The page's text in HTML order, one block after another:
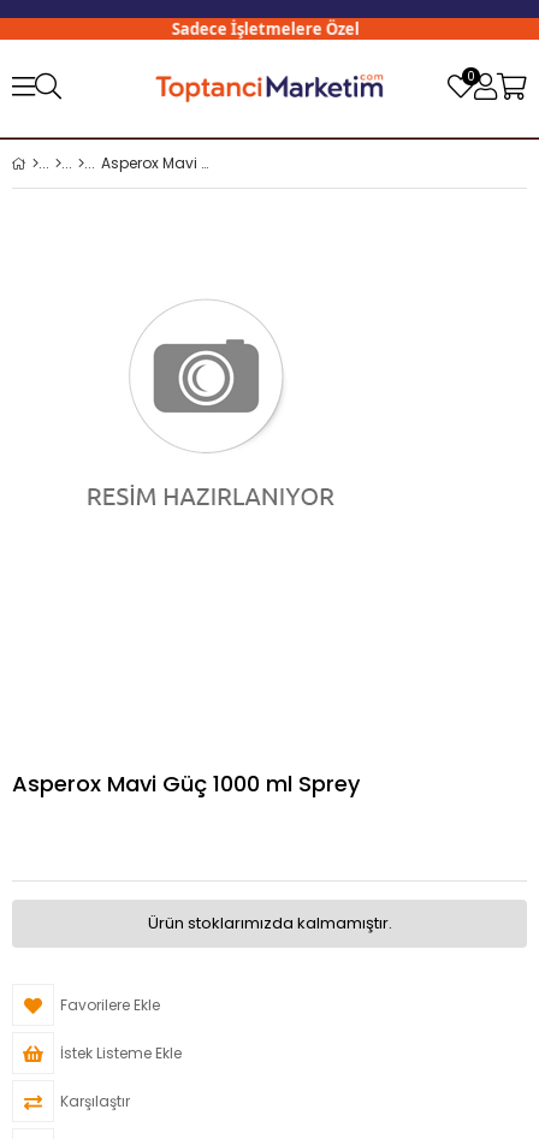
Sadece İşletmelere Özel
0
Asperox Mavi Güç 1000 ml Sprey
Asperox Mavi Güç 1000 ml Sprey
Ürün stoklarımızda kalmamıştır.
Favorilere Ekle
İstek Listeme Ekle
Karşılaştır